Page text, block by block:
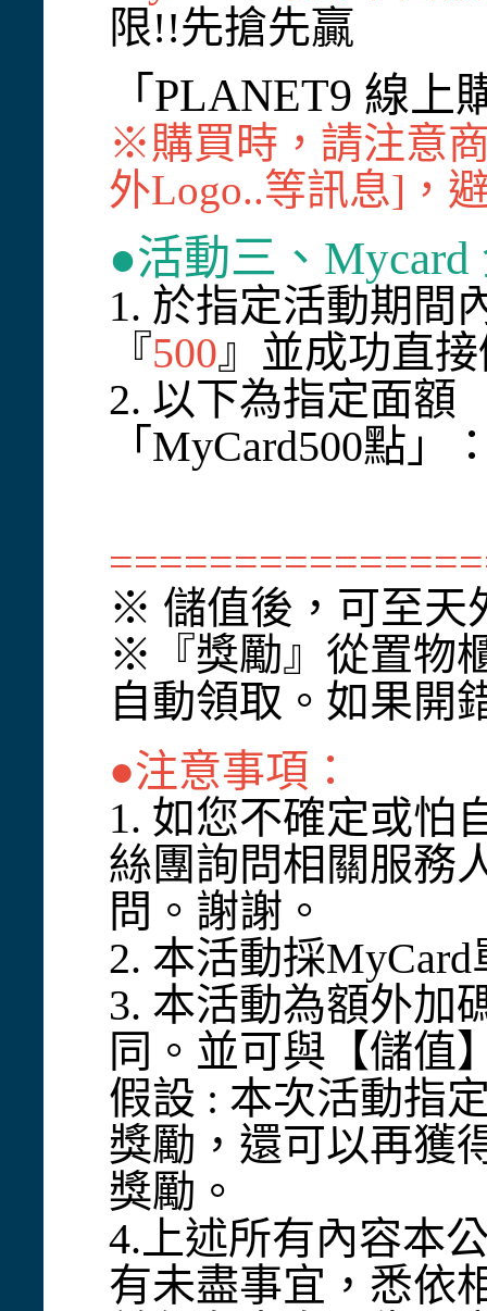
限!!先搶先贏
「PLANET9 線
※購買時，請注意
外Logo..等訊息]，
●活動三、
1. 於指定活動期間
『500』並成功直
2. 以下為指定面額
「MyCard500點
※ 儲值後，可至天
※『獎勵』從置物
自動領取。如果開
●注意事項：
1. 如您不確定或怕
絲團詢問相關服務
問。謝謝。
2. 本活動採
3. 本活動為額外加
同。並可與【儲值
假設 : 本次活動指
獎勵，還可以再獲
獎勵。
4.上述所有內容本
有未盡事宜，悉依